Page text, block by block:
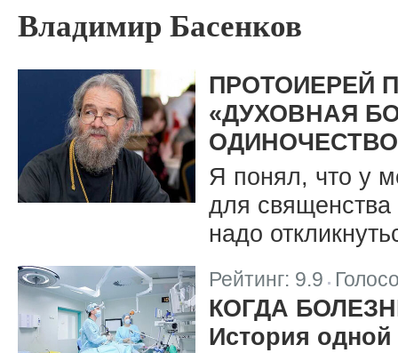
Владимир Басенков
ПРОТОИЕРЕЙ
«ДУХОВНАЯ
Я понял, что у
для священства
надо
Рейтинг: 9.9
КОГДА
История